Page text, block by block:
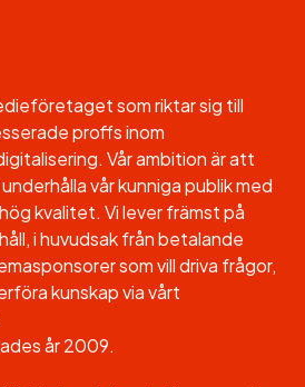
som riktar sig till
proffs inom
Vår ambition är att
vår kunniga publik med
kvalitet. Vi lever främst på
i huvudsak från betalande
som vill driva frågor,
kunskap via vårt
år 2009.